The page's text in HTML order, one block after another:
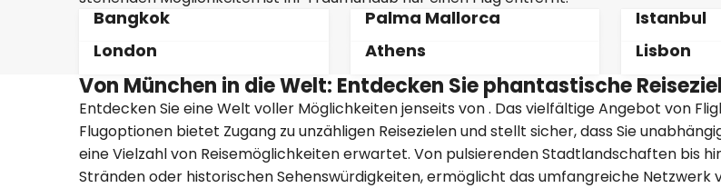
Bangkok Palma Mallorca Istanbul
London
Athens Lisbon
Von München in die Welt: Entdecken Sie phantastische
Entdecken Sie eine Welt voller Möglichkeiten jenseits von . Das vielfältige Angebot von
Flugoptionen bietet Zugang zu unzähligen Reisezielen und stellt sicher, dass Sie
eine Vielzahl von Reisemöglichkeiten erwartet. Von pulsierenden Stadtlandschaften bis
Stränden oder historischen Sehenswürdigkeiten, ermöglicht das umfangreiche Netzwerk